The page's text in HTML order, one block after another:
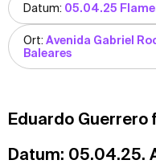
Datum: 05.04.25
Ort: Avenida Gabriel
Baleares
Eduardo Guerrero
Datum: 05.04.25.